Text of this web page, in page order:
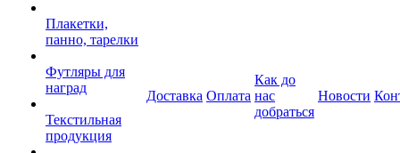
Плакетки,
панно, тарелки
Футляры для
наград
Текстильная
продукция
Доставка Оплата
Как до
нас
добраться
Новости